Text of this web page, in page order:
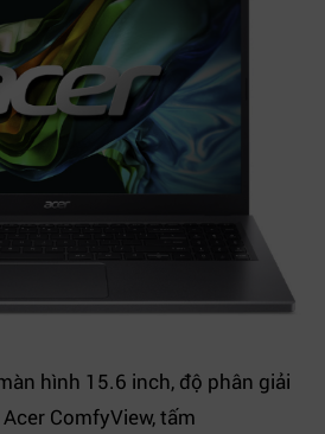
hình 15.6 inch, độ phân giải
ComfyView, tấm